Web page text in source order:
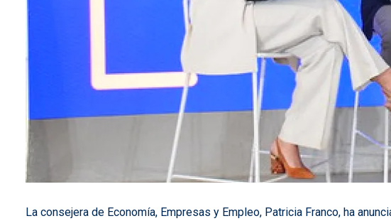
La consejera de Economía, Empresas y Empleo, Patricia Franco, ha